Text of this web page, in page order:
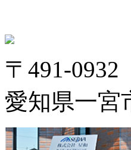
〒491-0932
愛知県一宮